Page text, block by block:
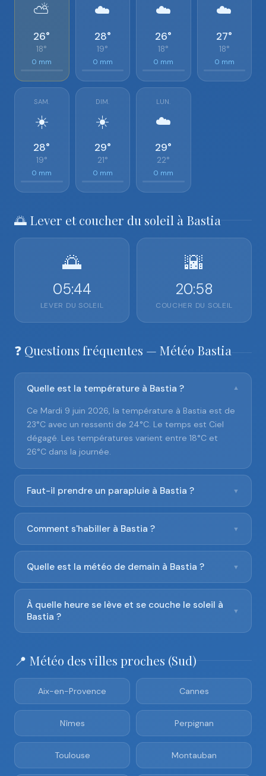
⛅
26°
18°
0 mm
☁️
28°
19°
0 mm
☁️
26°
18°
0 mm
☁️
27°
18°
0 mm
SAM.
☀️
28°
19°
0 mm
DIM.
☀️
29°
21°
0 mm
LUN.
☁️
29°
22°
0 mm
🌅 Lever et coucher du soleil à Bastia
🌅
05:44
LEVER DU SOLEIL
🌇
20:58
COUCHER DU SOLEIL
❓ Questions fréquentes — Météo Bastia
Quelle est la température à Bastia ? ▼
Ce Mardi 9 juin 2026, la température à Bastia est de
23°C avec un ressenti de 24°C. Le temps est Ciel
dégagé. Les températures varient entre 18°C et
26°C dans la journée.
Faut-il prendre un parapluie à Bastia ? ▼
Comment s'habiller à Bastia ? ▼
Quelle est la météo de demain à Bastia ? ▼
À quelle heure se lève et se couche le soleil à
Bastia ?
▼
📍 Météo des villes proches (Sud)
Aix-en-Provence Cannes
Nîmes Perpignan
Toulouse Montauban